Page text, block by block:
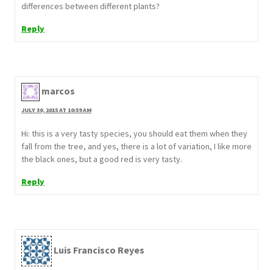
differences between different plants?
Reply
marcos
JULY 30, 2015 AT 10:59 AM
Hi: this is a very tasty species, you should eat them when they
fall from the tree, and yes, there is a lot of variation, I like more
the black ones, but a good red is very tasty.
Reply
Luis Francisco Reyes